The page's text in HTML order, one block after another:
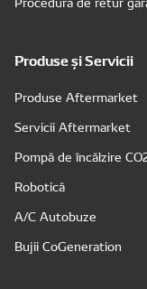
Produse și Servicii
Produse Aftermarket
Servicii Aftermarket
Pompă de încălzire
Robotică
A/C Autobuze
Bujii CoGeneration